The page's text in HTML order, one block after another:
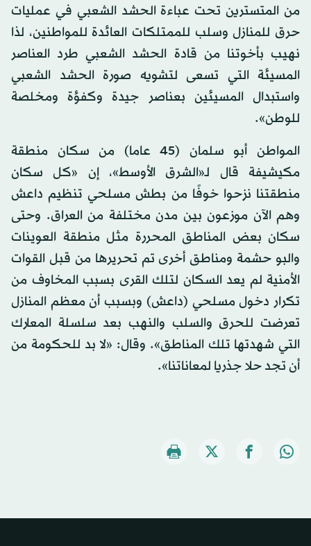
من المتسترين تحت عباءة الحشد الشعبي في عمليات
حرق للمنازل وسلب للممتلكات العائدة للمواطنين، لذا
نهيب بأخوتنا من قادة الحشد الشعبي طرد العناصر
المسيئة التي تسعى لتشويه صورة الحشد الشعبي
واستبدال المسيئين بعناصر جيدة وكفؤة ومخلصة
للوطن».
المواطن أبو سلمان (45 عاما) من سكان منطقة
مكيشيفة قال لـ«الشرق الأوسط»، إن «كل سكان
منطقتنا نزحوا خوفًا من بطش مسلحي تنظيم داعش
وهم الآن موزعون بين مدن مختلفة من العراق. وحتى
سكان بعض المناطق المحررة مثل منطقة العوينات
والبو حشمة ومناطق أخرى تم تحريرها من قبل القوات
الأمنية لم يعد السكان لتلك القرى بسبب المخاوف من
تكرار دخول مسلحي (داعش) وبسبب أن معظم المنازل
تعرضت للحرق والسلب والنهب بعد سلسلة المعارك
التي شهدتها تلك المناطق». وقال: «لا بد للحكومة من
أن تجد حلا جذريا لمعاناتنا».